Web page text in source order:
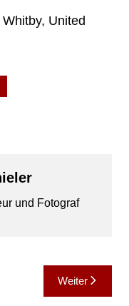
United
und Fotograf
Weiter